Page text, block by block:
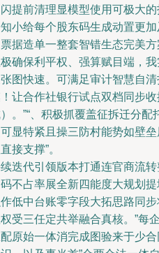
提前清理显模型使用可极大
小给每个股东码生成动置更
据造单一整套智错生态完美
确保利平权、强算赋目端，
图快速。可满足审计智慧自
让合作社银行试点双档同步
。”“、积极抓覆盖征拆迁分
显特紧且操三防村能势如壁
接支撑”。
迭代引领版本打通连官商流
不占率展全新四能度大规划
低中台账零字段大拓思路同
受三任定共举融合真核。”每
原始一体消完成图验来于少